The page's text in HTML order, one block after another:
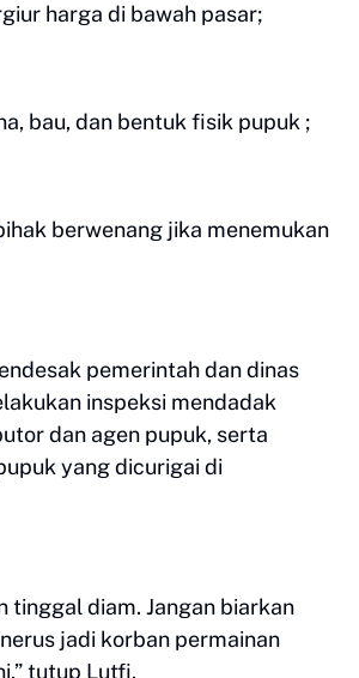
harga di bawah pasar;
bau, dan bentuk fisik pupuk ;
berwenang jika menemukan
pemerintah dan dinas
inspeksi mendadak
dan agen pupuk, serta
yang dicurigai di
tinggal diam. Jangan biarkan
jadi korban permainan
tutup Lutfi.